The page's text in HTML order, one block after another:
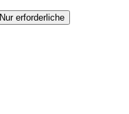
Nur erforderliche